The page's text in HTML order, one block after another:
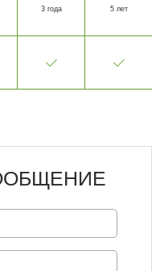
3 года 5 лет